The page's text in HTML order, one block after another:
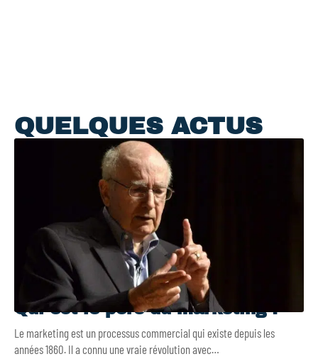
QUELQUES ACTUS
Qui est le père du marketing ?
Le marketing est un processus commercial qui existe depuis les
années 1860. Il a connu une vraie révolution avec…